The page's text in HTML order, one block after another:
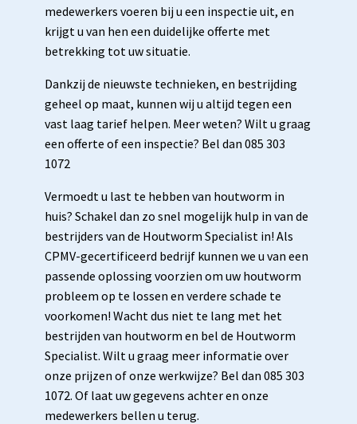
medewerkers voeren bij u een inspectie uit, en
krijgt u van hen een duidelijke offerte met
betrekking tot uw situatie.
Dankzij de nieuwste technieken, en bestrijding
geheel op maat, kunnen wij u altijd tegen een
vast laag tarief helpen. Meer weten? Wilt u graag
een offerte of een inspectie? Bel dan 085 303
1072
Vermoedt u last te hebben van houtworm in
huis? Schakel dan zo snel mogelijk hulp in van de
bestrijders van de Houtworm Specialist in! Als
CPMV-gecertificeerd bedrijf kunnen we u van een
passende oplossing voorzien om uw houtworm
probleem op te lossen en verdere schade te
voorkomen! Wacht dus niet te lang met het
bestrijden van houtworm en bel de Houtworm
Specialist. Wilt u graag meer informatie over
onze prijzen of onze werkwijze? Bel dan 085 303
1072. Of laat uw gegevens achter en onze
medewerkers bellen u terug.